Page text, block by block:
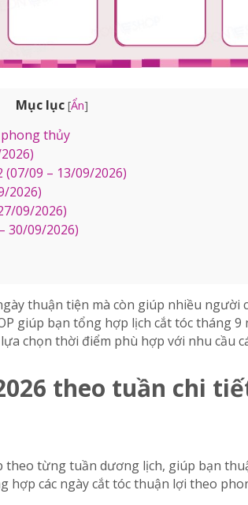
Mục lục [Ẩn]
thủy
09 – 13/09/2026)
2026)
09/2026)
30/09/2026)
thuận tiện mà còn giúp nhiều người
giúp bạn tổng hợp lịch cắt tóc tháng
chọn thời điểm phù hợp với nhu cầu
theo tuần chi
theo từng tuần dương lịch, giúp bạn
các ngày cắt tóc thuận lợi theo